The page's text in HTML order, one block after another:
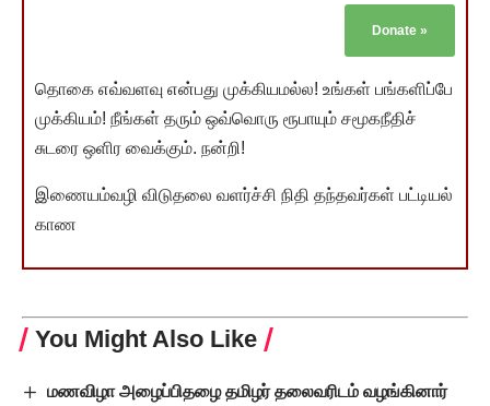
Donate »
தொகை எவ்வளவு என்பது முக்கியமல்ல! உங்கள் பங்களிப்பே
முக்கியம்! நீங்கள் தரும் ஒவ்வொரு ரூபாயும் சமூகநீதிச்
சுடரை ஒளிர வைக்கும். நன்றி!
இணையம்வழி விடுதலை வளர்ச்சி நிதி தந்தவர்கள் பட்டியல்
காண
You Might Also Like
மணவிழா அழைப்பிதழை தமிழர் தலைவரிடம் வழங்கினார்